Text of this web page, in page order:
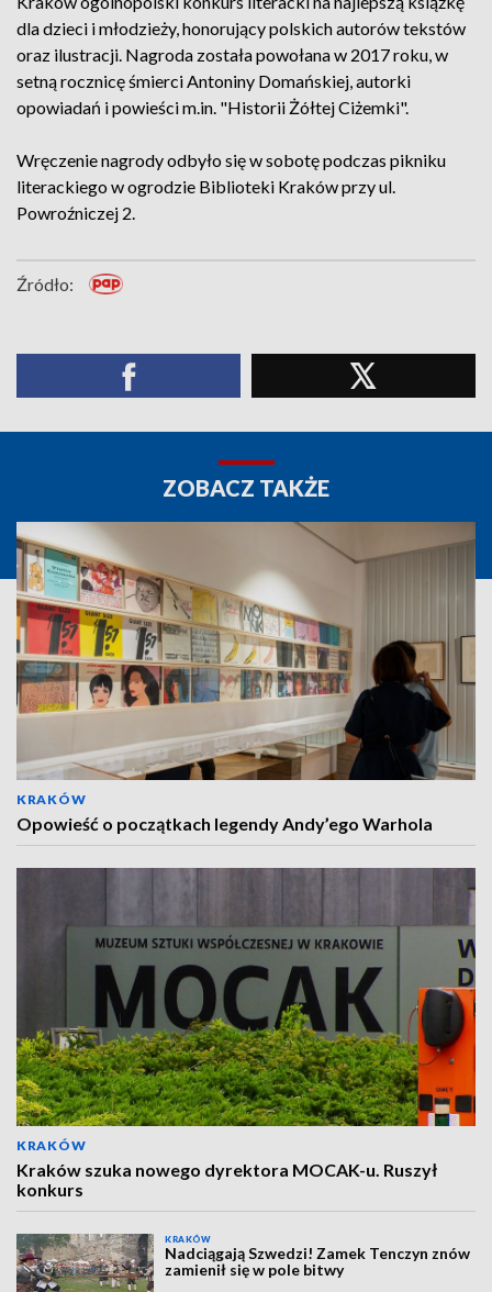
dla dzieci i młodzieży, honorujący polskich autorów tekstów
oraz ilustracji. Nagroda została powołana w 2017 roku, w
setną rocznicę śmierci Antoniny Domańskiej, autorki
opowiadań i powieści m.in. "Historii Żółtej Ciżemki".
Wręczenie nagrody odbyło się w sobotę podczas pikniku
literackiego w ogrodzie Biblioteki Kraków przy ul.
Powroźniczej 2.
Źródło:
ZOBACZ TAKŻE
KRAKÓW
Opowieść o początkach legendy Andy’ego Warhola
KRAKÓW
Kraków szuka nowego dyrektora MOCAK-u. Ruszył
konkurs
KRAKÓW
Nadciągają Szwedzi! Zamek Tenczyn znów
zamienił się w pole bitwy